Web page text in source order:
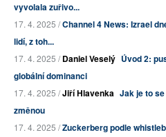
vyvolala zuřivo...
17. 4. 2025 /Channel 4 News: Izrael
lidí, z toh...
17. 4. 2025 /Daniel Veselý Úvod 2:
globální dominanci
17. 4. 2025 /Jiří Hlavenka Jak je to
změnou
17. 4. 2025 /Zuckerberg podle